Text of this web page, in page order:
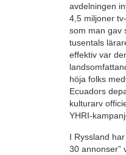
avdelningen
4,5 miljoner
som man gav
tusentals
effektiv var
höja folks
Ecuadors
kulturarv
YHRI-
I Ryssland
30 annonser”